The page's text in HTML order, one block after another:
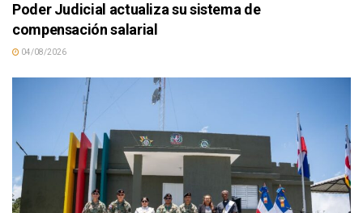
Poder Judicial actualiza su sistema de
compensación salarial
04/08/2026